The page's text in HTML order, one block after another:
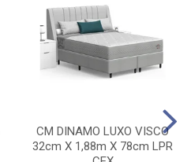
CM DINAMO LUXO VISCO
32cm X 1,88m X 78cm LPR